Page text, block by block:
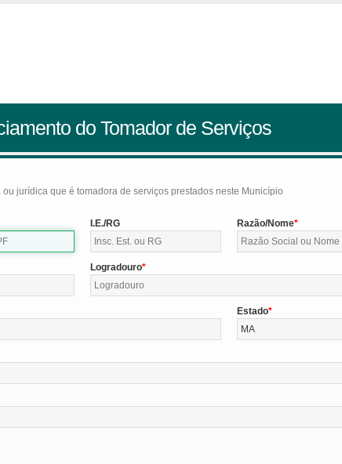
do Tomador de Serviços
ou jurídica que é tomadora de serviços prestados neste Município
I.E./RG Razão/Nome
Logradouro
Estado
MA